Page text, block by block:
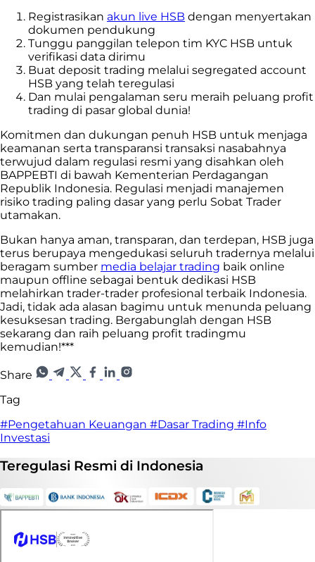
Registrasikan akun live HSB dengan menyertakan
dokumen pendukung
Tunggu panggilan telepon tim KYC HSB untuk
verifikasi data dirimu
Buat deposit trading melalui segregated account
HSB yang telah teregulasi
Dan mulai pengalaman seru meraih peluang profit
trading di pasar global dunia!
Komitmen dan dukungan penuh HSB untuk menjaga
keamanan serta transparansi transaksi nasabahnya
terwujud dalam regulasi resmi yang disahkan oleh
BAPPEBTI di bawah Kementerian Perdagangan
Republik Indonesia. Regulasi menjadi manajemen
risiko trading paling dasar yang perlu Sobat Trader
utamakan.
Bukan hanya aman, transparan, dan terdepan, HSB juga
terus berupaya mengedukasi seluruh tradernya melalui
beragam sumber media belajar trading baik online
maupun offline sebagai bentuk dedikasi HSB
melahirkan trader-trader profesional terbaik Indonesia.
Jadi, tidak ada alasan bagimu untuk menunda peluang
kesuksesan trading. Bergabunglah dengan HSB
sekarang dan raih peluang profit tradingmu
kemudian!***
Share
Tag
#Pengetahuan Keuangan #Dasar Trading #Info
Investasi
Teregulasi Resmi di Indonesia